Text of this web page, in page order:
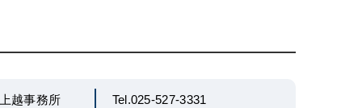
上越事務所 Tel.025-527-3331